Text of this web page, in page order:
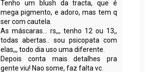
Tenho um blush da tracta, que é
mega pigmento, e adoro, mas tem q
ser com cautela.
As máscaras... rs,,, tenho 12 ou 13,,
todas abertas.. sou psicopata com
elas,,, todo dia uso uma diferente.
Depois conta mais detalhes pra
gente viu! Nao some, faz falta vc.